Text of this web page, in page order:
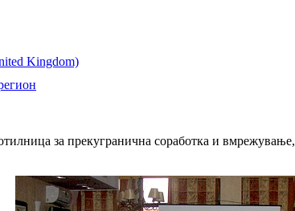
за прекугранична соработка и